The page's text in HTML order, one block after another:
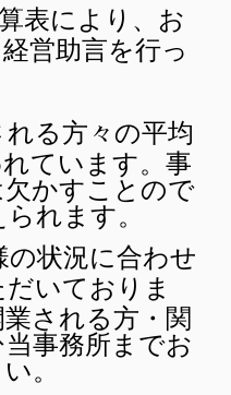
表により、お
営助言を行っ
る方々の平均
ています。 事
かすことので
れます。
の状況に合わせ
いておりま
される方・関
事務所までお
。